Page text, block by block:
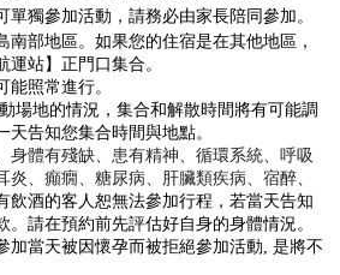
單獨參加活動，請務必由家長陪同參加。
南部地區。如果您的住宿是在其他地區，
站】正門口集合。
能照常進行。
場地的情況，集合和解散時間將有可能調
告知您集合時間與地點。
身體有殘缺、患有精神、循環系統、呼吸
炎、癲癇、糖尿病、肝臟類疾病、宿醉、
飲酒的客人恕無法參加行程，若當天告知
。請在預約前先評估好自身的身體情況。
加當天被因懷孕而被拒絕參加活動, 是將不